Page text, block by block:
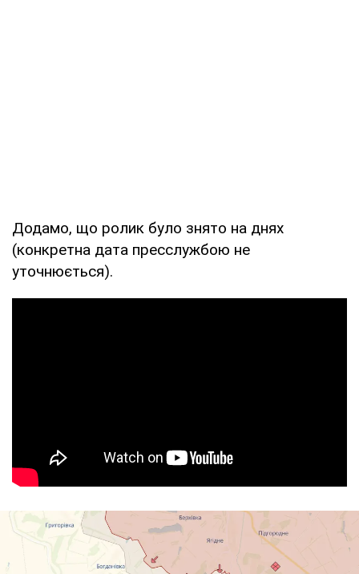
Додамо, що ролик було знято на днях
(конкретна дата пресслужбою не
уточнюється).